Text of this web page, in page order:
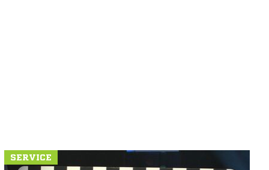
SERVICE